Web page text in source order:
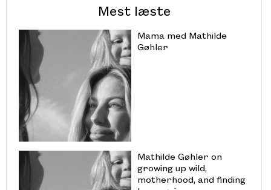
Mest læste
Mama med Mathilde
Gøhler
Mathilde Gøhler on
growing up wild,
motherhood, and finding